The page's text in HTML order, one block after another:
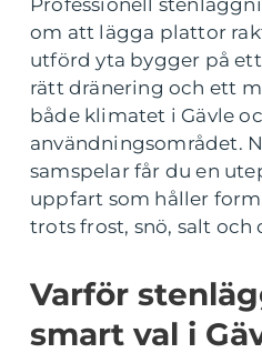
Professionell
om att lägga plattor
utförd yta bygger på
rätt dränering och ett
både klimatet i Gävle
användningsområdet.
samspelar får du en
uppfart som håller
trots frost, snö, salt
Varför
smart val i